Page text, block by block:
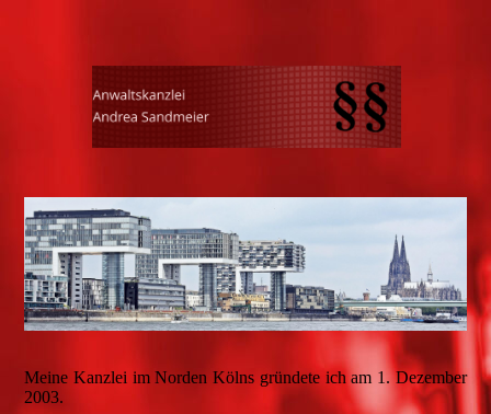
Meine Kanzlei im Norden Kölns gründete ich am 1. Dezember
2003.